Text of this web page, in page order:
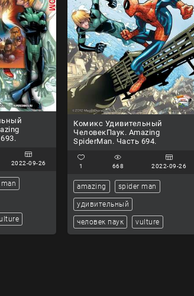
2022-09-26
Комикс Удивительный
ЧеловекПаук. Amazing
SpiderMan. Часть 694.
1 668 2022-09-26
amazing spider man
удивительный
человек паук vulture